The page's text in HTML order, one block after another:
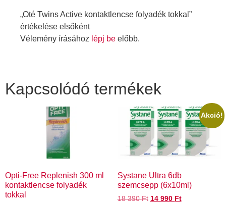
„Oté Twins Active kontaktlencse folyadék tokkal”
értékelése elsőként
Vélemény írásához lépj be előbb.
Kapcsolódó termékek
Opti-Free Replenish 300 ml
kontaktlencse folyadék
tokkal
Akció!
Systane Ultra 6db
szemcsepp (6x10ml)
18 390Ft 14 990 Ft